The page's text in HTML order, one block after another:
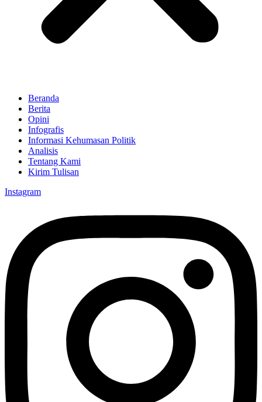
Beranda
Berita
Opini
Infografis
Informasi Kehumasan Politik
Analisis
Tentang Kami
Kirim Tulisan
Instagram